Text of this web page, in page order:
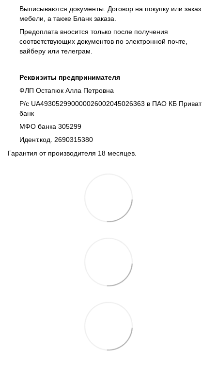
Выписываются документы: Договор на покупку или заказ
мебели, а также Бланк заказа.
Предоплата вносится только после получения
соответствующих документов по электронной почте,
вайберу или телеграм.
Реквизиты предпринимателя
ФЛП Остапюк Алла Петровна
Р/с UA493052990000026002045026363 в ПАО КБ Приват
банк
МФО банка 305299
Идент.код. 2690315380
Гарантия от производителя 18 месяцев.